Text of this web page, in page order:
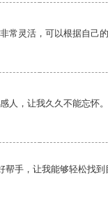
常灵活，可以根据自己
人，让我久久不能忘怀。
帮手，让我能够轻松找